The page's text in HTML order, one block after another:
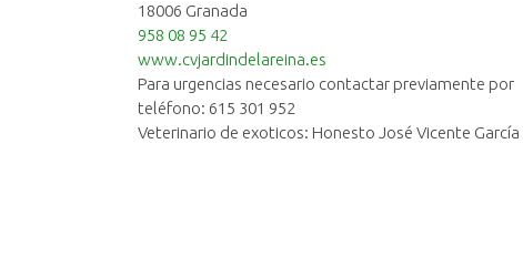
18006 Granada
958 08 95 42
www.cvjardindelareina.es
Para urgencias necesario contactar previamente por
teléfono: 615 301 952
Veterinario de exoticos: Honesto José Vicente García